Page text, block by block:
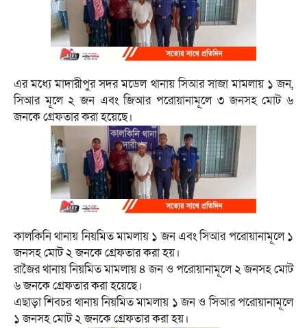
এর মধ্যে মাদারীপুর সদর মডেল থানায় সিআর সাজা মামলায় ১ জন,
সিআর মূলে ২ জন এবং জিআর পরোয়ানামূলে ৩ জনসহ মোট ৬
জনকে গ্রেফতার করা হয়েছে।
কালকিনি থানায় নিয়মিত মামলায় ১ জন এবং সিআর পরোয়ানামূলে ১
জনসহ মোট ২ জনকে গ্রেফতার করা হয়।
রাজৈর থানায় নিয়মিত মামলায় ৪ জন ও পরোয়ানামূলে ২ জনসহ মোট
৬ জনকে গ্রেফতার করা হয়েছে।
এছাড়া শিবচর থানায় নিয়মিত মামলায় ১ জন ও সিআর পরোয়ানামূলে
১ জনসহ মোট ২ জনকে গ্রেফতার করা হয়।